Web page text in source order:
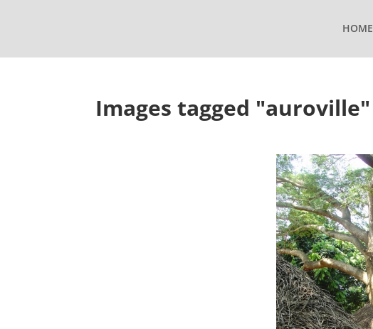
HOME
Images tagged "auroville"